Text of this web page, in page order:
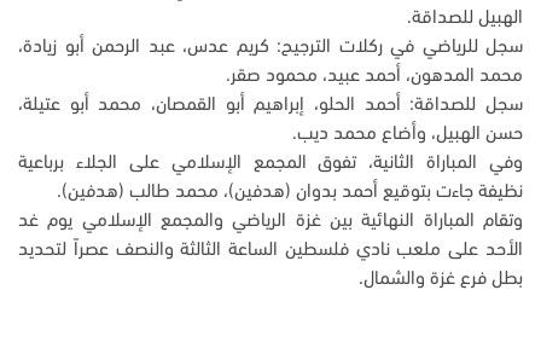
الهبيل للصداقة.
سجل للرياضي في ركلات الترجيح: كريم عدس، عبد الرحمن أبو زيادة،
محمد المدهون، أحمد عبيد، محمود صقر.
سجل للصداقة: أحمد الحلو، إبراهيم أبو القمصان، محمد أبو عتيلة،
حسن الهبيل، وأضاع محمد ديب.
وفي المباراة الثانية، تفوق المجمع الإسلامي على الجلاء برباعية
نظيفة جاءت بتوقيع أحمد بدوان (هدفين)، محمد طالب (هدفين).
وتقام المباراة النهائية بين غزة الرياضي والمجمع الإسلامي يوم غد
الأحد على ملعب نادي فلسطين الساعة الثالثة والنصف عصراً لتحديد
بطل فرع غزة والشمال.